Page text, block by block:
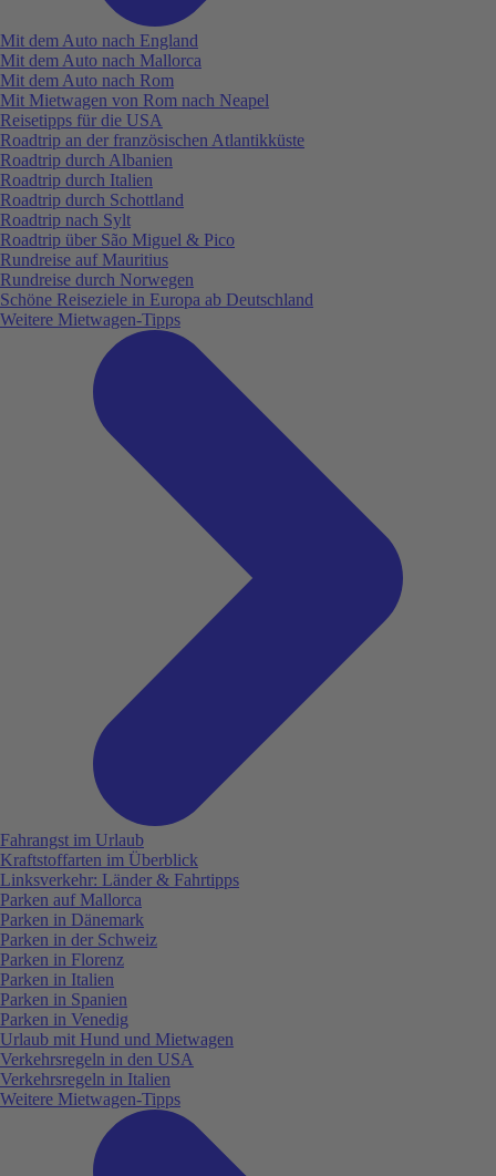
Mit dem Auto nach England
Mit dem Auto nach Mallorca
Mit dem Auto nach Rom
Mit Mietwagen von Rom nach Neapel
Reisetipps für die USA
Roadtrip an der französischen Atlantikküste
Roadtrip durch Albanien
Roadtrip durch Italien
Roadtrip durch Schottland
Roadtrip nach Sylt
Roadtrip über São Miguel & Pico
Rundreise auf Mauritius
Rundreise durch Norwegen
Schöne Reiseziele in Europa ab Deutschland
Weitere Mietwagen-Tipps
Fahrangst im Urlaub
Kraftstoffarten im Überblick
Linksverkehr: Länder & Fahrtipps
Parken auf Mallorca
Parken in Dänemark
Parken in der Schweiz
Parken in Florenz
Parken in Italien
Parken in Spanien
Parken in Venedig
Urlaub mit Hund und Mietwagen
Verkehrsregeln in den USA
Verkehrsregeln in Italien
Weitere Mietwagen-Tipps